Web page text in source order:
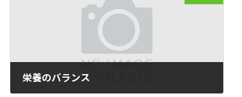
栄養のバランス